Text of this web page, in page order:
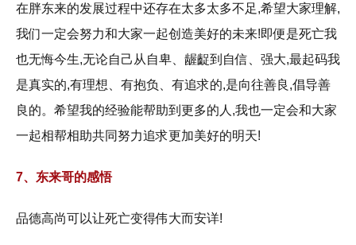
在胖东来的发展过程中还存在太多太多不足,希望大家理解,
我们一定会努力和大家一起创造美好的未来!即便是死亡我
也无悔今生,无论自己从自卑、龌齪到自信、强大,最起码我
是真实的,有理想、有抱负、有追求的,是向往善良,倡导善
良的。希望我的经验能帮助到更多的人,我也一定会和大家
一起相帮相助共同努力追求更加美好的明天!
7、东来哥的感悟
品德高尚可以让死亡变得伟大而安详!